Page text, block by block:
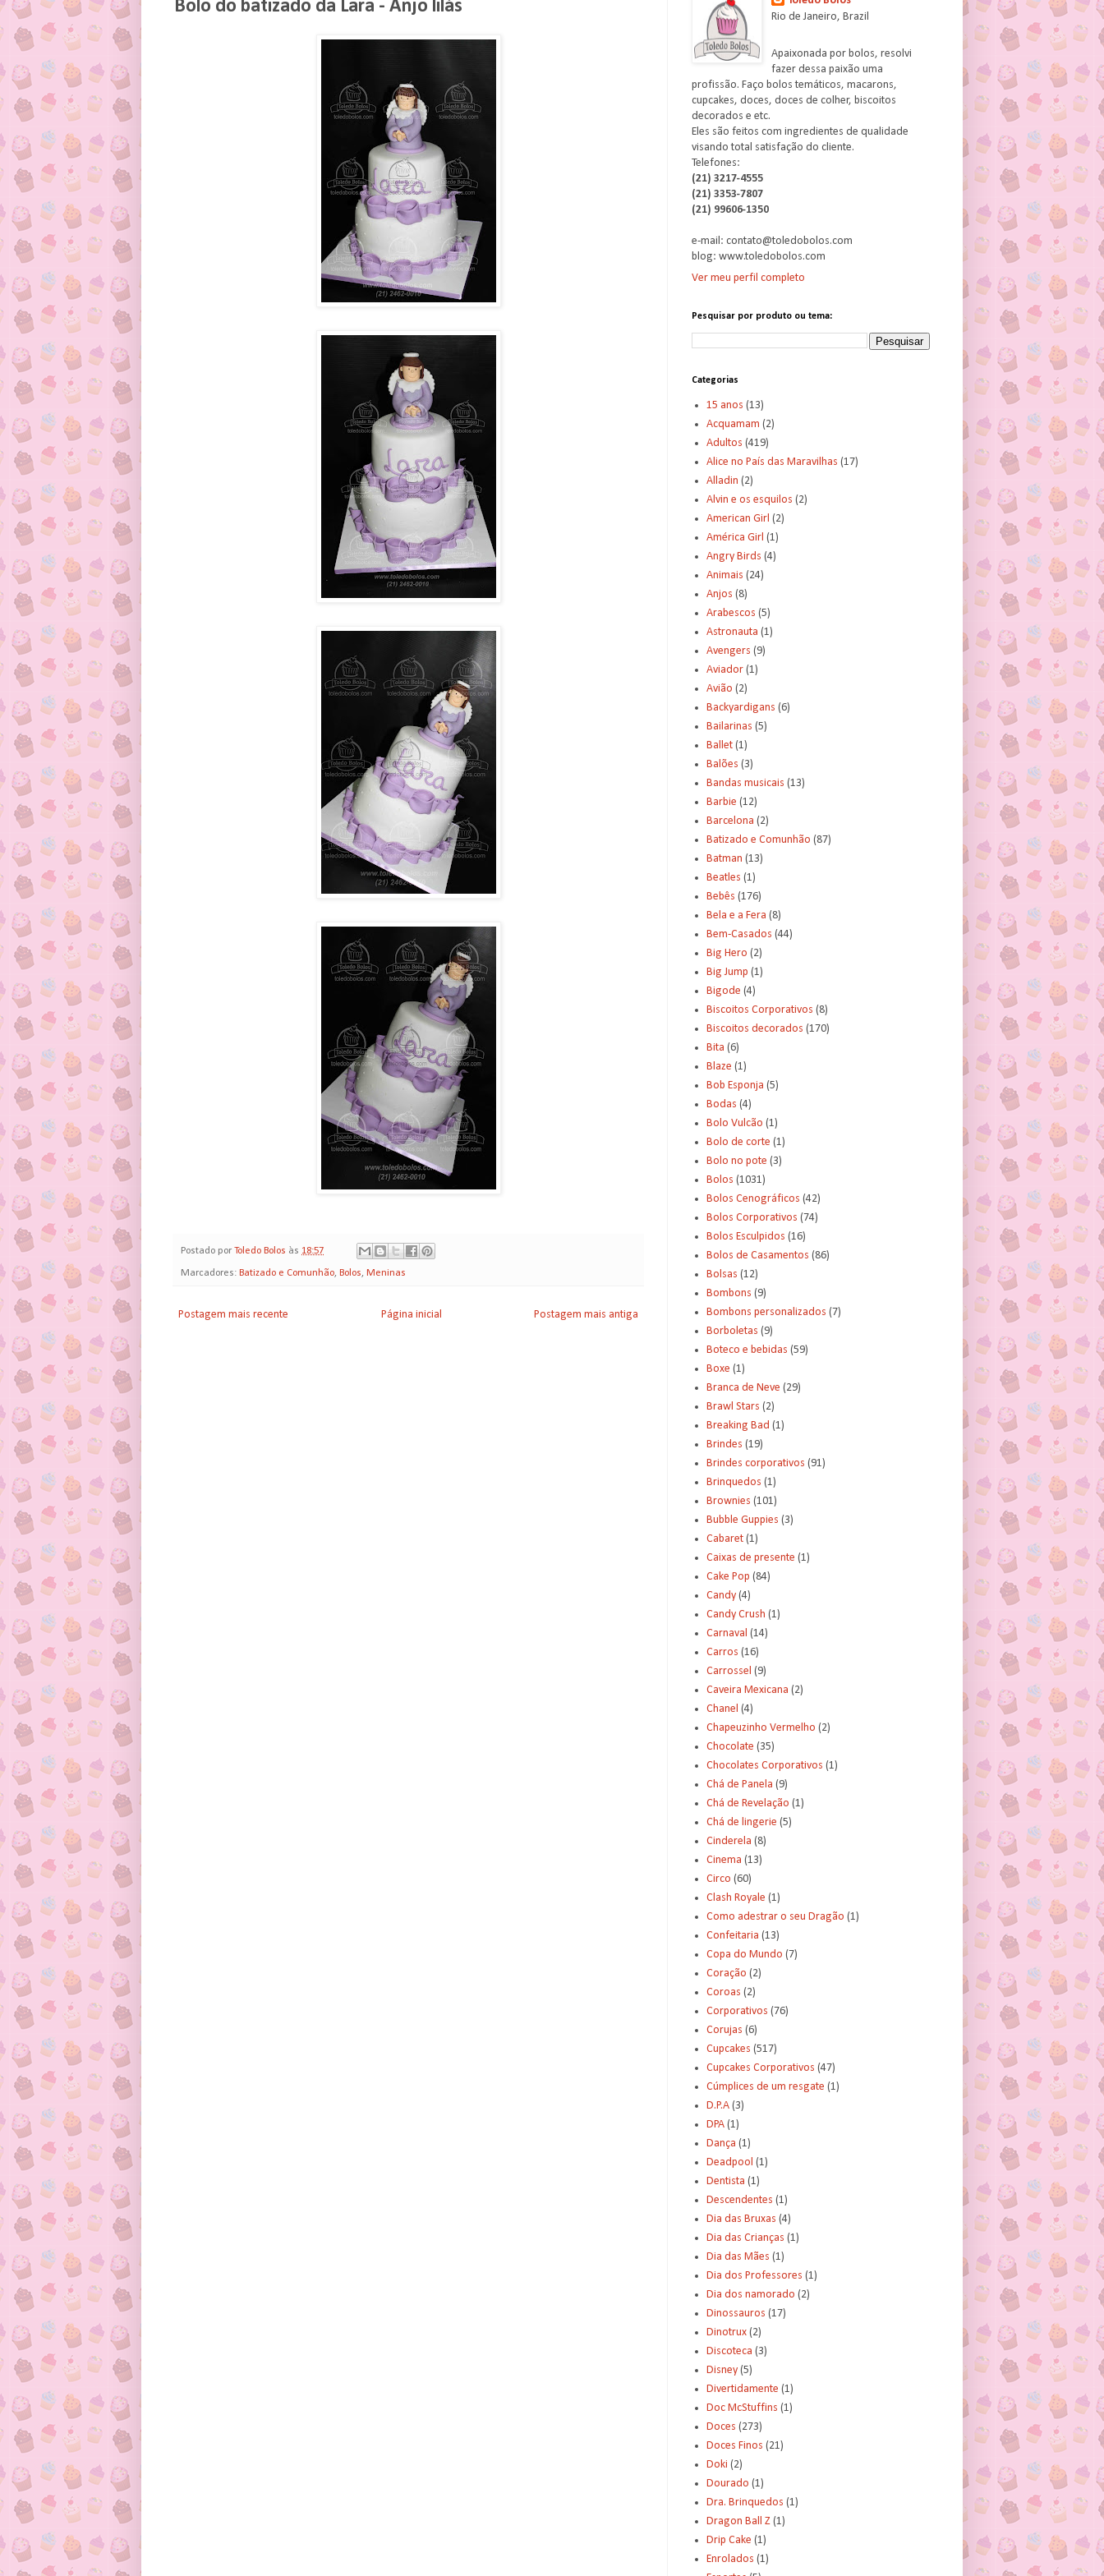
Bolo do batizado da Lara - Anjo lilás
Postado por Toledo Bolos às 18:57
Marcadores: Batizado e Comunhão, Bolos, Meninas
Postagem mais recente Postagem mais antiga
Página inicial
Rio de Janeiro, Brazil
Apaixonada por bolos, resolvi
fazer dessa paixão uma
profissão. Faço bolos temáticos, macarons,
cupcakes, doces, doces de colher, biscoitos
decorados e etc.
Eles são feitos com ingredientes de qualidade
visando total satisfação do cliente.
Telefones:
(21) 3217-4555
(21) 3353-7807
(21) 99606-1350
e-mail: contato@toledobolos.com
blog: www.toledobolos.com
Ver meu perfil completo
Pesquisar por produto ou tema:
Categorias
15 anos (13)
Acquamam (2)
Adultos (419)
Alice no País das Maravilhas (17)
Alladin (2)
Alvin e os esquilos (2)
American Girl (2)
América Girl (1)
Angry Birds (4)
Animais (24)
Anjos (8)
Arabescos (5)
Astronauta (1)
Avengers (9)
Aviador (1)
Avião (2)
Backyardigans (6)
Bailarinas (5)
Ballet (1)
Balões (3)
Bandas musicais (13)
Barbie (12)
Barcelona (2)
Batizado e Comunhão (87)
Batman (13)
Beatles (1)
Bebês (176)
Bela e a Fera (8)
Bem-Casados (44)
Big Hero (2)
Big Jump (1)
Bigode (4)
Biscoitos Corporativos (8)
Biscoitos decorados (170)
Bita (6)
Blaze (1)
Bob Esponja (5)
Bodas (4)
Bolo Vulcão (1)
Bolo de corte (1)
Bolo no pote (3)
Bolos (1031)
Bolos Cenográficos (42)
Bolos Corporativos (74)
Bolos Esculpidos (16)
Bolos de Casamentos (86)
Bolsas (12)
Bombons (9)
Bombons personalizados (7)
Borboletas (9)
Boteco e bebidas (59)
Boxe (1)
Branca de Neve (29)
Brawl Stars (2)
Breaking Bad (1)
Brindes (19)
Brindes corporativos (91)
Brinquedos (1)
Brownies (101)
Bubble Guppies (3)
Cabaret (1)
Caixas de presente (1)
Cake Pop (84)
Candy (4)
Candy Crush (1)
Carnaval (14)
Carros (16)
Carrossel (9)
Caveira Mexicana (2)
Chanel (4)
Chapeuzinho Vermelho (2)
Chocolate (35)
Chocolates Corporativos (1)
Chá de Panela (9)
Chá de Revelação (1)
Chá de lingerie (5)
Cinderela (8)
Cinema (13)
Circo (60)
Clash Royale (1)
Como adestrar o seu Dragão (1)
Confeitaria (13)
Copa do Mundo (7)
Coração (2)
Coroas (2)
Corporativos (76)
Corujas (6)
Cupcakes (517)
Cupcakes Corporativos (47)
Cúmplices de um resgate (1)
D.P.A (3)
DPA (1)
Dança (1)
Deadpool (1)
Dentista (1)
Descendentes (1)
Dia das Bruxas (4)
Dia das Crianças (1)
Dia das Mães (1)
Dia dos Professores (1)
Dia dos namorado (2)
Dinossauros (17)
Dinotrux (2)
Discoteca (3)
Disney (5)
Divertidamente (1)
Doc McStuffins (1)
Doces (273)
Doces Finos (21)
Doki (2)
Dourado (1)
Dra. Brinquedos (1)
Dragon Ball Z (1)
Drip Cake (1)
Enrolados (1)